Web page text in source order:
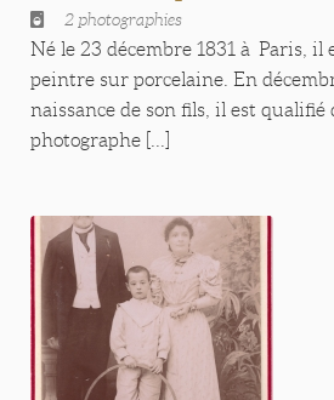
2 photographies
Né le 23 décembre 1831 à Paris, il
peintre sur porcelaine. En
naissance de son fils, il est qualifié
photographe [...]